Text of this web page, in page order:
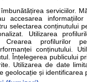
si afectiuni Calculatoare
au scop informativ
primita pe
Parteneri
serviciilor.
accesarea
selectarea conținutului
Utilizarea
Crearea profilurilor
conținutului.
Înțelegerea publicului
Utilizarea de date
geolocație și identificarea